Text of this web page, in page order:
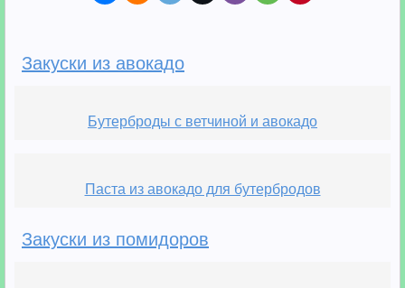
Закуски из авокадо
Бутерброды с ветчиной и авокадо
Паста из авокадо для бутербродов
Закуски из помидоров